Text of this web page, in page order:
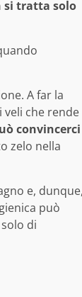
si tratta solo
A far la
che rende
convincerci
zelo nella
e,
può
di